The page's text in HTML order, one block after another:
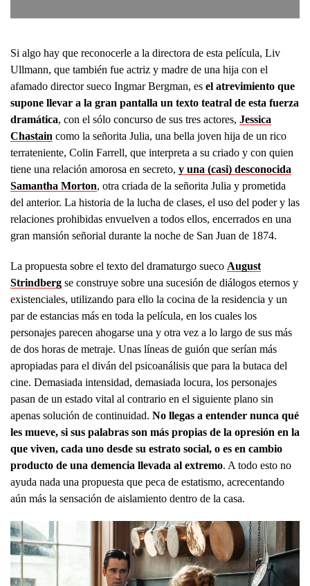
Si algo hay que reconocerle a la directora de esta película, Liv
Ullmann, que también fue actriz y madre de una hija con el
afamado director sueco Ingmar Bergman, es el atrevimiento que
supone llevar a la gran pantalla un texto teatral de esta fuerza
dramática, con el sólo concurso de sus tres actores, Jessica
Chastain como la señorita Julia, una bella joven hija de un rico
terrateniente, Colin Farrell, que interpreta a su criado y con quien
tiene una relación amorosa en secreto, y una (casi) desconocida
Samantha Morton, otra criada de la señorita Julia y prometida
del anterior. La historia de la lucha de clases, el uso del poder y las
relaciones prohibidas envuelven a todos ellos, encerrados en una
gran mansión señorial durante la noche de San Juan de 1874.
La propuesta sobre el texto del dramaturgo sueco August
Strindberg se construye sobre una sucesión de diálogos eternos y
existenciales, utilizando para ello la cocina de la residencia y un
par de estancias más en toda la película, en los cuales los
personajes parecen ahogarse una y otra vez a lo largo de sus más
de dos horas de metraje. Unas líneas de guión que serían más
apropiadas para el diván del psicoanálisis que para la butaca del
cine. Demasiada intensidad, demasiada locura, los personajes
pasan de un estado vital al contrario en el siguiente plano sin
apenas solución de continuidad. No llegas a entender nunca qué
les mueve, si sus palabras son más propias de la opresión en la
que viven, cada uno desde su estrato social, o es en cambio
producto de una demencia llevada al extremo. A todo esto no
ayuda nada una propuesta que peca de estatismo, acrecentando
aún más la sensación de aislamiento dentro de la casa.